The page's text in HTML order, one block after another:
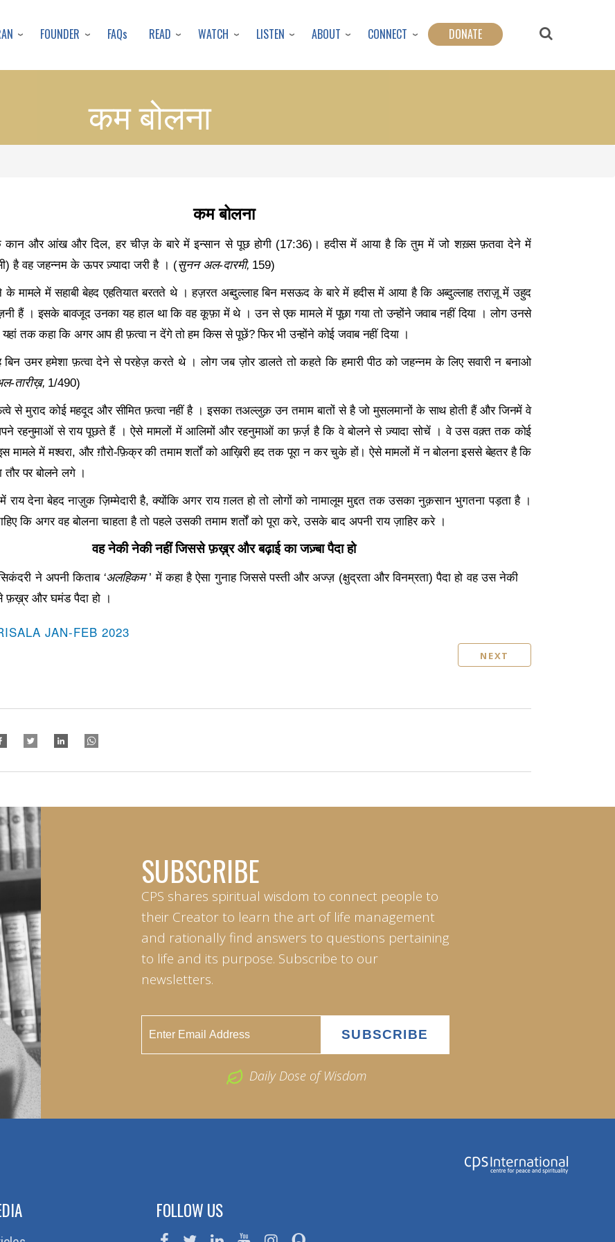
to
content
FOUNDER FAQs READ WATCH LISTEN ABOUT CONNECT DONATE
कम बोलना
कम बोलना
कान और आंख और दिल,हर चीज़ के बारे में इन्सान से पूछ होगी (17:36) । हदीस में आया है कि तुम में जो शख़्स फ़तवा देने में
है वह जहन्नम के ऊपर ज़्यादा जरी है । (सुनन अल-दारमी, 159)
के मामले में सहाबी बेहद एहतियात बरतते थे । हज़रत अब्दुल्लाह बिन मसऊद के बारे में हदीस में आया है कि अब्दुल्लाह तराज़ू में उहुद
हैं । इसके बावजूद उनका यह हाल था कि वह कूफ़ा में थे । उन से एक मामले में पूछा गया तो उन्होंने जवाब नहीं दिया । लोग उनसे
तक कहा कि अगर आप ही फ़त्वा न देंगे तो हम किस से पूछें?फिर भी उन्होंने कोई जवाब नहीं दिया ।
बिन उमर हमेशा फ़त्वा देने से परहेज़ करते थे । लोग जब ज़ोर डालते तो कहते कि हमारी पीठ को जहन्नम के लिए सवारी न बनाओ
तारीख़, 1/490)
से मुराद कोई महदूद और सीमित फ़त्वा नहीं है । इसका तअल्लुक़ उन तमाम बातों से है जो मुसलमानों के साथ होती हैं और जिनमें वे
रहनुमाओं से राय पूछते हैं । ऐसे मामलों में आलिमों और रहनुमाओं का फ़र्ज़ है कि वे बोलने से ज़्यादा सोचें । वे उस वक़्त तक कोई
मामले में मश्वरा, और ग़ौरो-फ़िक्र की तमाम शर्तों को आख़िरी हद तक पूरा न कर चुके हों। ऐसे मामलों में न बोलना इससे बेहतर है कि
तौर पर बोलने लगे ।
राय देना बेहद नाज़ुक ज़िम्मेदारी है,क्योंकि अगर राय ग़लत हो तो लोगों को नामालूम मुद्दत तक उसका नुक़सान भुगतना पड़ता है ।
कि अगर वह बोलना चाहता है तो पहले उसकी तमाम शर्तों को पूरा करे,उसके बाद अपनी राय ज़ाहिर करे ।
वह नेकी नेकी नहीं जिससे फ़ख़्र और बढ़ाई का जज़्बा पैदा हो
ने अपनी किताब ‘अलहिकम’में कहा है ऐसा गुनाह जिससे पस्ती और अज्ज़ (क्षुद्रता और विनम्रता) पैदा हो वह उस नेकी
फ़ख़्र और घमंड पैदा हो ।
JAN-FEB 2023
NEXT
SUBSCRIBE
CPS shares spiritual wisdom to connect people to
their Creator to learn the art of life management
and rationally find answers to questions pertaining
to life and its purpose. Subscribe to our
newsletters.
Daily Dose of Wisdom
FOLLOW US